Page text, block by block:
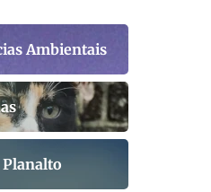
Ambientais
Planalto